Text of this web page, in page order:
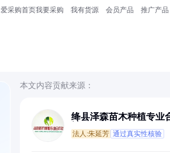
爱采购首页我要采购 我有货源 会员产品 推广产品
本文内容贡献来源：
绛县泽森苗木种植专业
法人:朱延芳 通过真实性核验